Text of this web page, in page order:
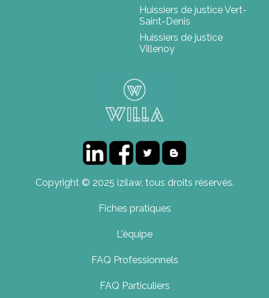
Huissiers de justice Vert-
Saint-Denis
Huissiers de justice
Villenoy
Copyright © 2025 izilaw, tous droits réservés.
Fiches pratiques
L'équipe
FAQ Professionnels
FAQ Particuliers